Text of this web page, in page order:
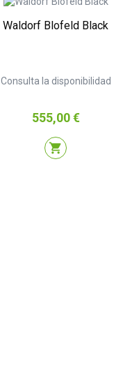
Waldorf Blofeld Black
Consulta la disponibilidad
Precio
555,00 €
shopping_cart